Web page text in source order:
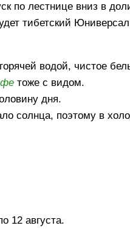
по лестнице вниз в
тибетский
водой, чистое
тоже с видом.
дня.
солнца, поэтому в
12 августа.